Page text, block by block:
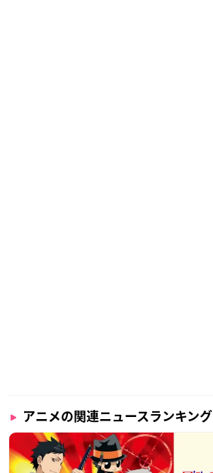
アニメの関連ニュースランキング